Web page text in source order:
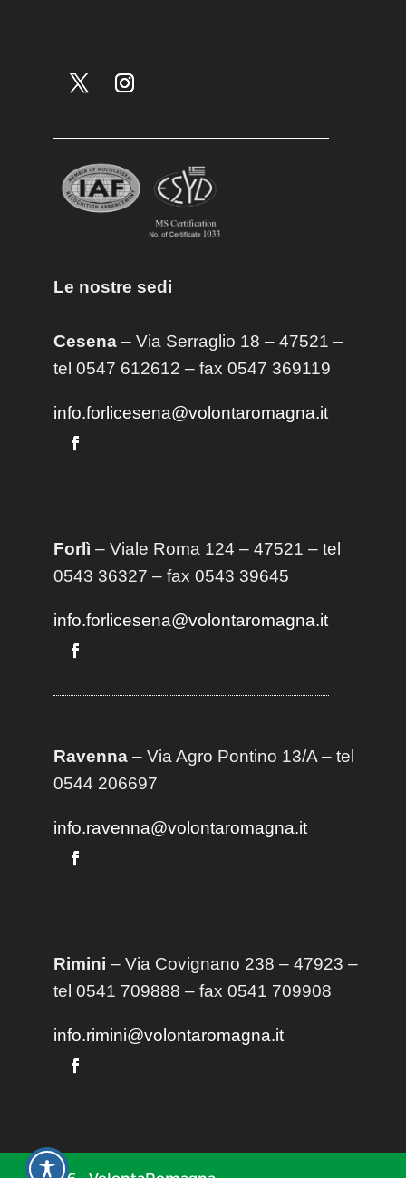
Le nostre sedi
Cesena– Via Serraglio 18 – 47521 –
tel 0547 612612 – fax 0547 369119
info.forlicesena@volontaromagna.it
Forlì – Viale Roma 124 – 47521 – tel
0543 36327 – fax 0543 39645
info.forlicesena@volontaromagna.it
Ravenna– Via Agro Pontino 13/A– tel
0544 206697
info.ravenna@volontaromagna.it
Rimini – Via Covignano 238 – 47923 –
tel 0541 709888 – fax 0541 709908
info.rimini@volontaromagna.it